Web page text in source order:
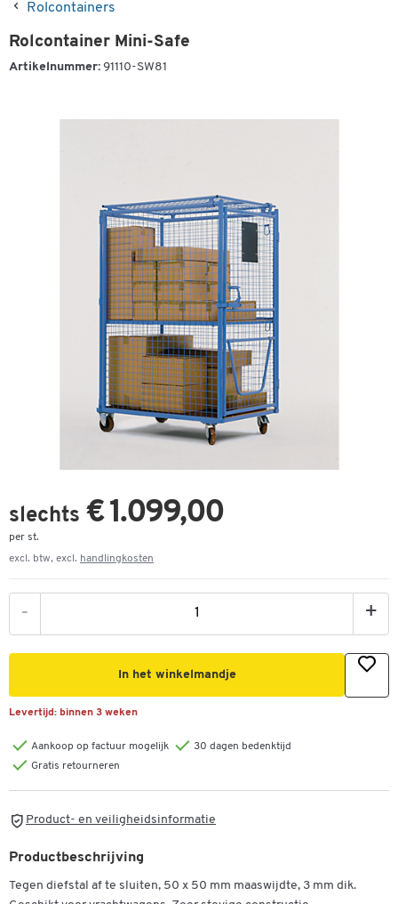
Rolcontainers
Rolcontainer Mini-Safe
Artikelnummer: 91110-SW81
slechts € 1.099,00
per st.
excl. btw, excl. handlingkosten
- +
In het winkelmandje
Levertijd: binnen 3 weken
Aankoop op factuur mogelijk
30 dagen bedenktijd
Gratis retourneren
Product- en veiligheidsinformatie
Productbeschrijving
Tegen diefstal af te sluiten, 50 x 50 mm maaswijdte, 3 mm dik.